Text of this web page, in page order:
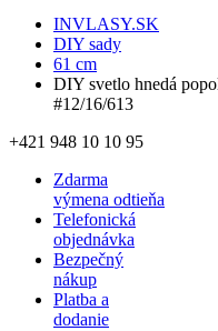
INVLASY.SK
DIY sady
61 cm
DIY svetlo hnedá
#12/16/613
+421 948 10 10 95
Zdarma
výmena odtieňa
Telefonická
objednávka
Bezpečný
nákup
Platba a
dodanie